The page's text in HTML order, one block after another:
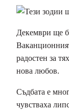
Декември ще
радостен за
нова любов.
Съдбата е
чувстваха